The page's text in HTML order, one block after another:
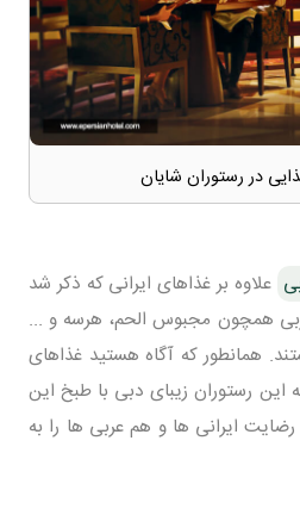
در رستوران شایان
علاوه بر غذاهای ایرانی که ذکر شد
همچون مجبوس الحم، هرسه و ...
همانطور که آگاه هستید غذاهای
این رستوران زیبای دبی با طبخ این
ایرانی ها و هم عربی ها را به